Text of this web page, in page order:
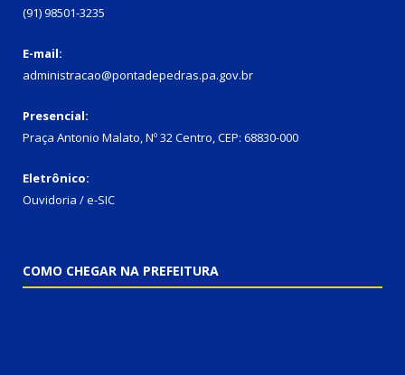
(91) 98501-3235
E-mail:
administracao@pontadepedras.pa.gov.br
Presencial:
Praça Antonio Malato, Nº 32 Centro, CEP: 68830-000
Eletrônico:
Ouvidoria / e-SIC
COMO CHEGAR NA PREFEITURA